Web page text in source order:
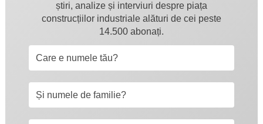
știri, analize și interviuri despre piața
construcțiilor industriale alături de cei peste
14.500 abonați.